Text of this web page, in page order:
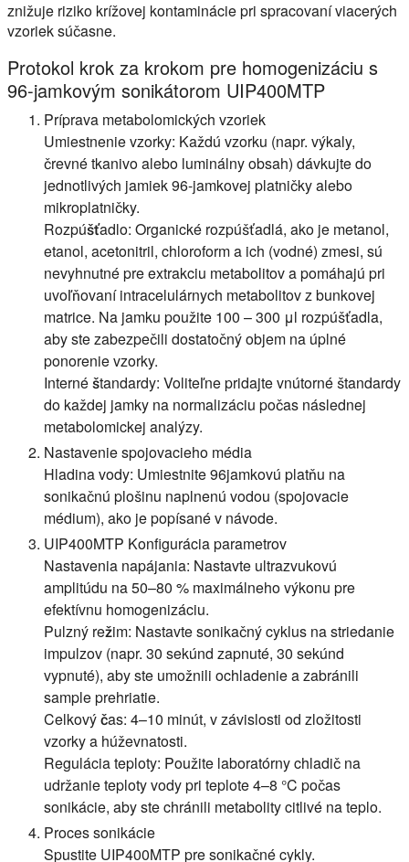
znižuje riziko krížovej kontaminácie pri spracovaní viacerých
vzoriek súčasne.
Protokol krok za krokom pre homogenizáciu s
96-jamkovým sonikátorom UIP400MTP
Príprava metabolomických vzoriek
Umiestnenie vzorky: Každú vzorku (napr. výkaly,
črevné tkanivo alebo luminálny obsah) dávkujte do
jednotlivých jamiek 96-jamkovej platničky alebo
mikroplatničky.
Rozpúšťadlo: Organické rozpúšťadlá, ako je metanol,
etanol, acetonitril, chloroform a ich (vodné) zmesi, sú
nevyhnutné pre extrakciu metabolitov a pomáhajú pri
uvoľňovaní intracelulárnych metabolitov z bunkovej
matrice. Na jamku použite 100 – 300 μl rozpúšťadla,
aby ste zabezpečili dostatočný objem na úplné
ponorenie vzorky.
Interné štandardy: Voliteľne pridajte vnútorné štandardy
do každej jamky na normalizáciu počas následnej
metabolomickej analýzy.
Nastavenie spojovacieho média
Hladina vody: Umiestnite 96jamkovú platňu na
sonikačnú plošinu naplnenú vodou (spojovacie
médium), ako je popísané v návode.
UIP400MTP Konfigurácia parametrov
Nastavenia napájania: Nastavte ultrazvukovú
amplitúdu na 50–80 % maximálneho výkonu pre
efektívnu homogenizáciu.
Pulzný režim: Nastavte sonikačný cyklus na striedanie
impulzov (napr. 30 sekúnd zapnuté, 30 sekúnd
vypnuté), aby ste umožnili ochladenie a zabránili
sample prehriatie.
Celkový čas: 4–10 minút, v závislosti od zložitosti
vzorky a húževnatosti.
Regulácia teploty: Použite laboratórny chladič na
udržanie teploty vody pri teplote 4–8 °C počas
sonikácie, aby ste chránili metabolity citlivé na teplo.
Proces sonikácie
Spustite UIP400MTP pre sonikačné cykly.